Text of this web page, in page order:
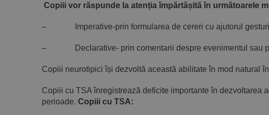
Copiii vor răspunde la atenția împărtășită în următoarele
– Imperative-prin formularea de cereri cu ajutorul
– Declarative- prin comentarii despre evenimentul sau
Copiii neurotipici își dezvoltă această abilitate în mod natural
Copiii cu TSA înregistrează deficite importante în dezvoltarea
perioade. Copiii cu TSA: